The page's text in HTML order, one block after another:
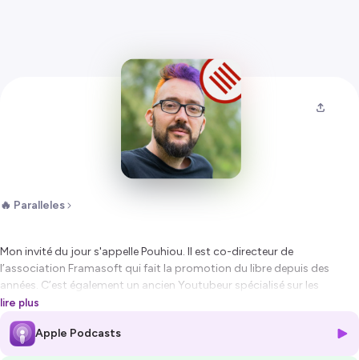
🔥 Paralleles
Mon invité du jour s'appelle Pouhiou. Il est co-directeur de
l’association Framasoft qui fait la promotion du libre depuis des
années. C’est également un ancien Youtubeur spécialisé sur les
questions de sexe, un auteur, un militant, un tricoteur et un cuistot
émérite, mais également un ancien comédien.
Pouhiou est quelqu’un de très simple avec un sens profond de la vie. Et
lire plus
Apple Podcasts